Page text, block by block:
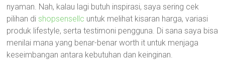
nyaman. Nah, kalau lagi butuh inspirasi, saya sering cek
pilihan di shopsensellc untuk melihat kisaran harga, variasi
produk lifestyle, serta testimoni pengguna. Di sana saya bisa
menilai mana yang benar-benar worth it untuk menjaga
keseimbangan antara kebutuhan dan keinginan.